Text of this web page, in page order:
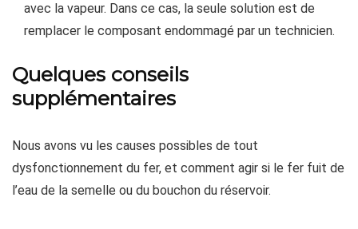
avec la vapeur. Dans ce cas, la seule solution est de
remplacer le composant endommagé par un technicien.
Quelques conseils
supplémentaires
Nous avons vu les causes possibles de tout
dysfonctionnement du fer, et comment agir si le fer fuit de
l’eau de la semelle ou du bouchon du réservoir.